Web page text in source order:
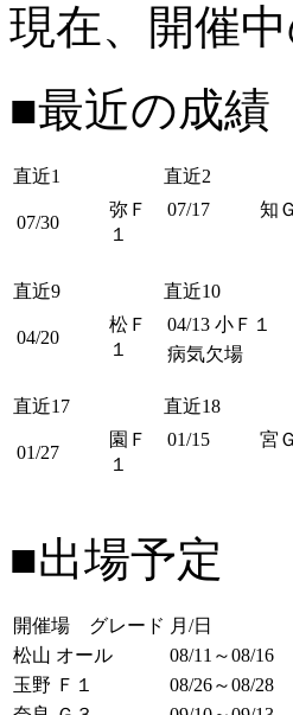
現在、開催
■最近の成
直近1 直近2
07/30
弥Ｆ
１
07/17 知
直近9 直近10
04/20
松Ｆ
１
04/13 小Ｆ１
病気欠場
直近17 直近18
01/27
園Ｆ
１
01/15 宮
■出場予定
開催場 グレード 月/日
松山 オール
08/11～08/16
玉野 Ｆ１
08/26～08/28